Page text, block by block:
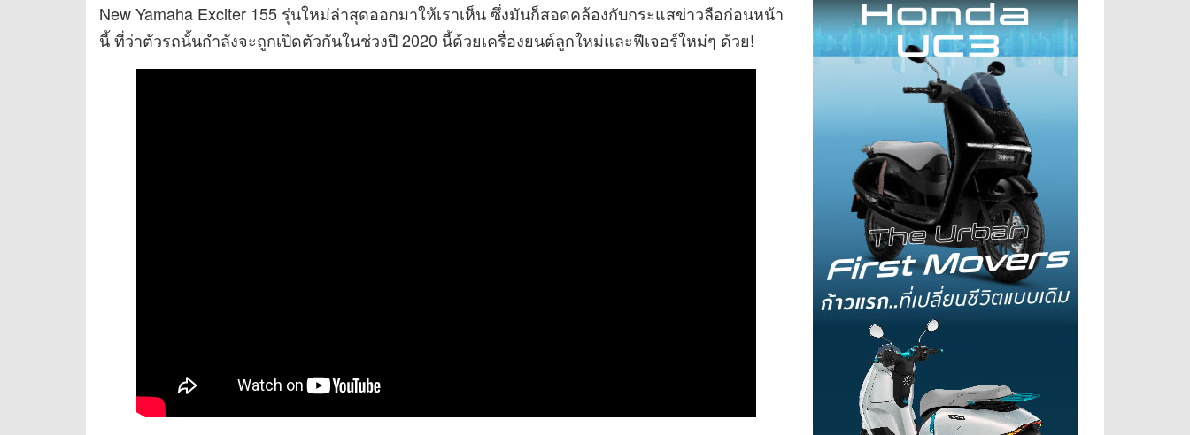
New Yamaha Exciter 155 รุ่นใหม่ล่าสุดออกมาให้เราเห็น ซึ่งมันก็สอดคล้องกับกระแสข่าวลือก่อนหน้า
นี้ ที่ว่าตัวรถนั้นกำลังจะถูกเปิดตัวกันในช่วงปี 2020 นี้ด้วยเครื่องยนต์ลูกใหม่และฟีเจอร์ใหม่ๆ ด้วย!